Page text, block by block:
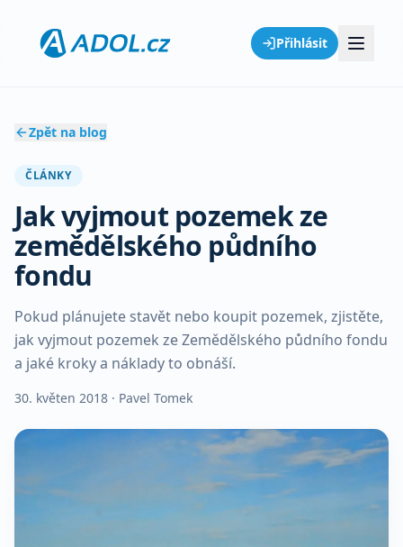
Přihlásit
Zpět na blog
ČLÁNKY
Jak vyjmout pozemek ze
zemědělského půdního
fondu
Pokud plánujete stavět nebo koupit pozemek, zjistěte,
jak vyjmout pozemek ze Zemědělského půdního fondu
a jaké kroky a náklady to obnáší.
30. květen 2018 · Pavel Tomek